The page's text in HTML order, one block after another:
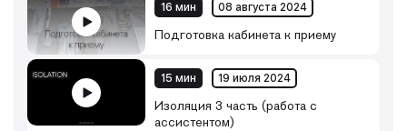
16 мин 08 августа 2024
Подготовка кабинета к приему
15 мин 19 июля 2024
Изоляция 3 часть (работа с
ассистентом)